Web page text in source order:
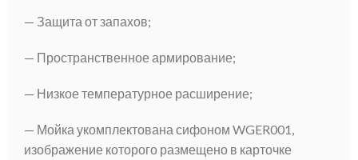
— Защита от запахов;
— Пространственное армирование;
— Низкое температурное расширение;
— Мойка укомплектована сифоном WGER001,
изображение которого размещено в карточке